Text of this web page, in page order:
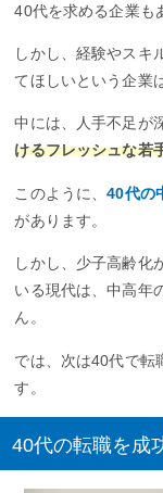
40代を求める企業も
しかし、経験やスキ
てほしいという企業
中には、人手不足が
けるフレッシュな若
このように、40代の
があります。
しかし、少子高齢化
いる現代は、中高年
ん。
では、次は40代で転
す。
40代の転職を成